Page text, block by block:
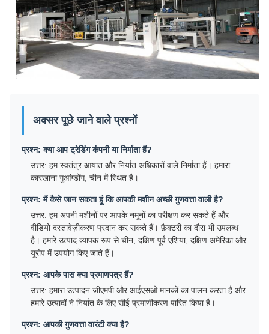
अक्सर पूछे जाने वाले प्रश्नों
प्रश्न: क्या आप ट्रेडिंग कंपनी या निर्माता हैं?
उत्तर: हम स्वतंत्र आयात और निर्यात अधिकारों वाले निर्माता हैं। हमारा
कारखाना गुआंग्डोंग, चीन में स्थित है।
प्रश्न: मैं कैसे जान सकता हूं कि आपकी मशीन अच्छी गुणवत्ता वाली है?
उत्तर: हम अपनी मशीनों पर आपके नमूनों का परीक्षण कर सकते हैं और
वीडियो दस्तावेज़ीकरण प्रदान कर सकते हैं। फ़ैक्टरी का दौरा भी उपलब्ध
है। हमारे उत्पाद व्यापक रूप से चीन, दक्षिण पूर्व एशिया, दक्षिण अमेरिका और
यूरोप में उपयोग किए जाते हैं।
प्रश्न: आपके पास क्या प्रमाणपत्र हैं?
उत्तर: हमारा उत्पादन जीएमपी और आईएसओ मानकों का पालन करता है और
हमारे उत्पादों ने निर्यात के लिए सीई प्रमाणीकरण पारित किया है।
प्रश्न: आपकी गुणवत्ता वारंटी क्या है?